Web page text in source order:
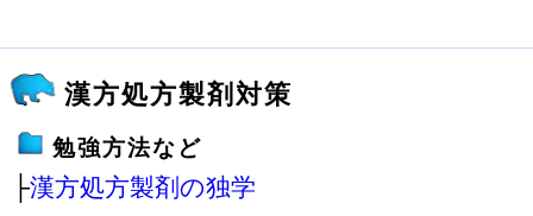
漢方処方製剤対策
勉強方法など
├漢方処方製剤の独学